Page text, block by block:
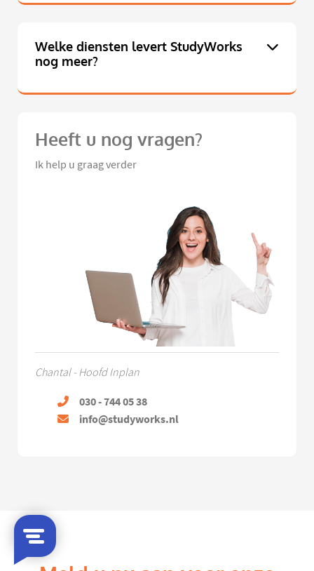
Welke diensten levert StudyWorks
nog meer?
Heeft u nog vragen?
Ik help u graag verder
Chantal - Hoofd Inplan
030 - 744 05 38
info@studyworks.nl